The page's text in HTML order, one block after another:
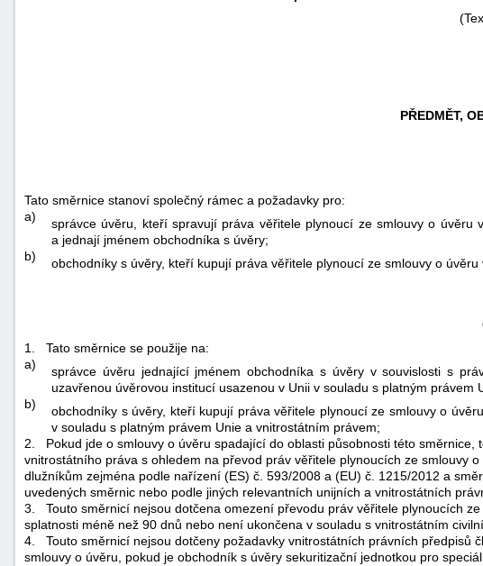
PŘEDMĚT,
Tato směrnice stanoví společný rámec a požadavky pro:
a)
správce úvěru, kteří spravují práva věřitele plynoucí ze smlouvy o
a jednají jménem obchodníka s úvěry;
b)
obchodníky s úvěry, kteří kupují práva věřitele plynoucí ze smlouvy o
1.
Tato směrnice se použije na:
a)
správce úvěru jednající jménem obchodníka s úvěry v souvislosti s
uzavřenou úvěrovou institucí usazenou v Unii v souladu s platným právem
b)
obchodníky s úvěry, kteří kupují práva věřitele plynoucí ze smlouvy o
v souladu s platným právem Unie a vnitrostátním právem;
2.
Pokud jde o smlouvy o úvěru spadající do oblasti působnosti této
vnitrostátního práva s ohledem na převod práv věřitele plynoucích ze smlouvy
dlužníkům zejména podle nařízení (ES) č. 593/2008 a (EU) č. 1215/2012 a
uvedených směrnic nebo podle jiných relevantních unijních a vnitrostátních
3.
Touto směrnicí nejsou dotčena omezení převodu práv věřitele plynoucích
splatnosti méně než 90 dnů nebo není ukončena v souladu s vnitrostátním
4.
Touto směrnicí nejsou dotčeny požadavky vnitrostátních právních
smlouvy o úvěru, pokud je obchodník s úvěry sekuritizační jednotkou pro